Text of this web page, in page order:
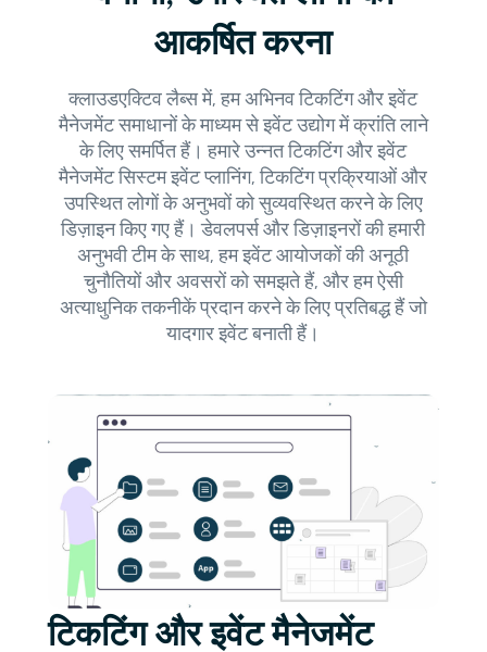
आकर्षित करना
क्लाउडएक्टिव लैब्स में, हम अभिनव टिकटिंग और इवेंट
मैनेजमेंट समाधानों के माध्यम से इवेंट उद्योग में क्रांति लाने
के लिए समर्पित हैं। हमारे उन्नत टिकटिंग और इवेंट
मैनेजमेंट सिस्टम इवेंट प्लानिंग, टिकटिंग प्रक्रियाओं और
उपस्थित लोगों के अनुभवों को सुव्यवस्थित करने के लिए
डिज़ाइन किए गए हैं। डेवलपर्स और डिज़ाइनरों की हमारी
अनुभवी टीम के साथ, हम इवेंट आयोजकों की अनूठी
चुनौतियों और अवसरों को समझते हैं, और हम ऐसी
अत्याधुनिक तकनीकें प्रदान करने के लिए प्रतिबद्ध हैं जो
यादगार इवेंट बनाती हैं।
टिकटिंग और इवेंट मैनेजमेंट